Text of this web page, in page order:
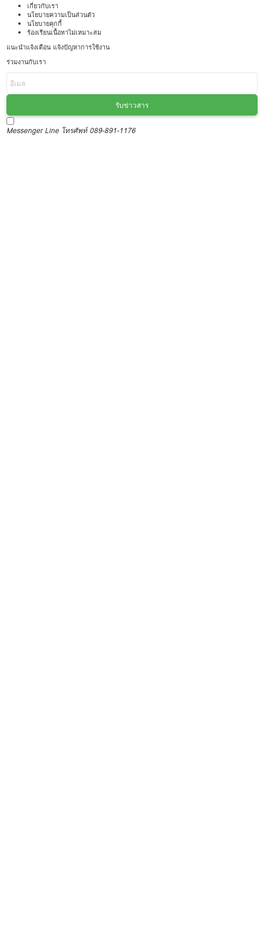
เกี่ยวกับเรา
นโยบายความเป็นส่วนตัว
นโยบายคุกกี้
ร้องเรียนเนื้อหาไม่เหมาะสม
แนะนำแจ้งเตือน แจ้งปัญหาการใช้งาน
ร่วมงานกับเรา
รับข่าวสาร
Messenger Line โทรศัพท์ 089-891-1176